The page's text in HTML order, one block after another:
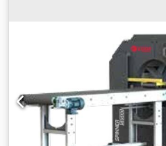
2.500 kg Dsdpfxowfuv Rs
Technisch: gut Bereifung vorne
Bereifung vorne Zustand: 40 -
Superelastik Bereifung hinten
Typ: PzS Beschreibung:
Doppelpalettengabel, 3.
hinten, Arbeitsscheinwerfer
Vollkabine, Vollfreihub, Joystick,